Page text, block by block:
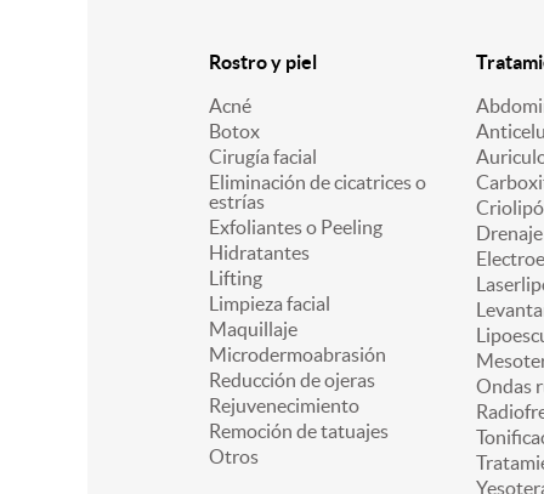
Rostro y piel
Acné
Botox
Cirugía facial
Eliminación de cicatrices o
estrías
Exfoliantes o Peeling
Hidratantes
Lifting
Limpieza facial
Maquillaje
Microdermoabrasión
Reducción de ojeras
Rejuvenecimiento
Remoción de tatuajes
Otros
Ondas